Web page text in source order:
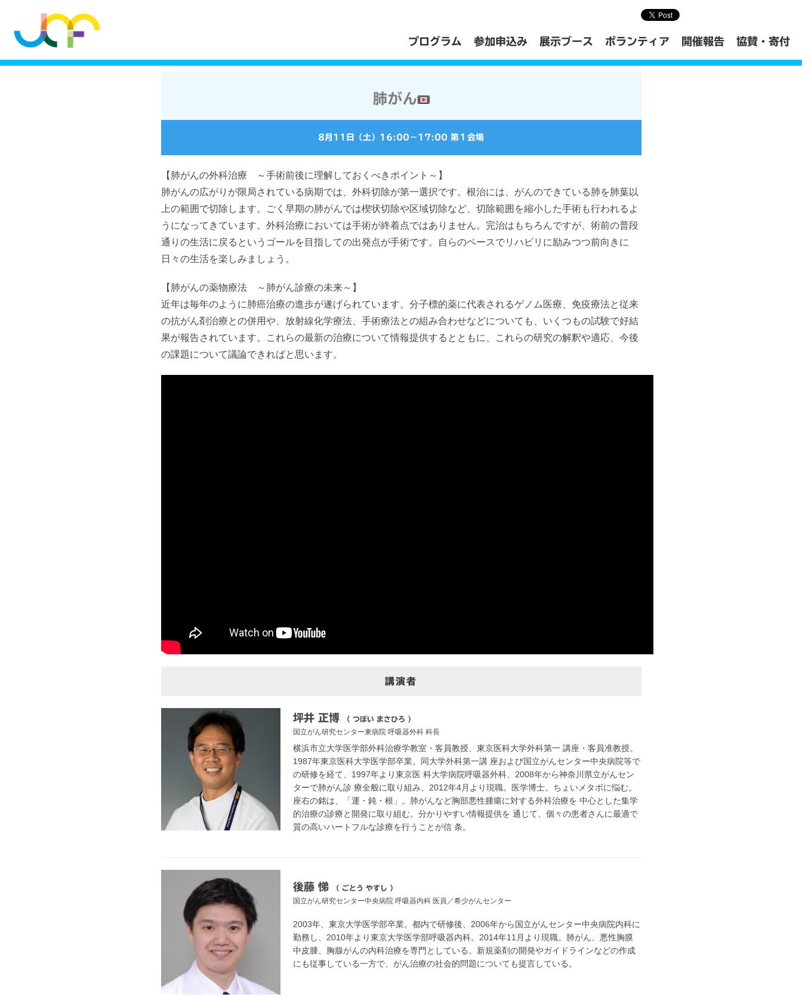
プログラム 参加申込み 展示ブース ボランティア 開催報告 協賛・寄付
肺がん
8月11日（土） 16:00− 17:00 第１会場
【肺がんの外科治療 ～手術前後に理解しておくべきポイント～】
肺がんの広がりが限局されている病期では、外科切除が第一選択です。根治には、がんのできている肺を肺葉以
上の範囲で切除します。ごく早期の肺がんでは楔状切除や区域切除など、切除範囲を縮小した手術も行われるよ
うになってきています。外科治療においては手術が終着点ではありません。完治はもちろんですが、術前の普段
通りの生活に戻るというゴールを目指しての出発点が手術です。自らのペースでリハビリに励みつつ前向きに
日々の生活を楽しみましょう。
【肺がんの薬物療法 ～肺がん診療の未来～】
近年は毎年のように肺癌治療の進歩が遂げられています。分子標的薬に代表されるゲノム医療、免疫療法と従来
の抗がん剤治療との併用や、放射線化学療法、手術療法との組み合わせなどについても、いくつもの試験で好結
果が報告されています。これらの最新の治療について情報提供するとともに、これらの研究の解釈や適応、今後
の課題について議論できればと思います。
講演者
坪井 正博 （ つぼい まさひろ ）
国立がん研究センター東病院 呼吸器外科 科長
横浜市立大学医学部外科治療学教室・客員教授、東京医科大学外科第一 講座・客員准教授。
1987年東京医科大学医学部卒業。同大学外科第一講 座および国立がんセンター中央病院等で
の研修を経て、1997年より東京医 科大学病院呼吸器外科、2008年から神奈川県立がんセン
ターで肺がん診 療全般に取り組み、2012年4月より現職。医学博士。ちょいメタボに悩む。
座右の銘は、「運・鈍・根」。肺がんなど胸部悪性腫瘍に対する外科治療を 中心とした集学
的治療の診療と開発に取り組む。分かりやすい情報提供を 通じて、個々の患者さんに最適で
質の高いハートフルな診療を行うことが信 条。
後藤 悌 （ ごとう やすし ）
国立がん研究センター中央病院 呼吸器内科 医員／希少がんセンター
2003年、東京大学医学部卒業。都内で研修後、2006年から国立がんセンター中央病院内科に
勤務し、2010年より東京大学医学部呼吸器内科。2014年11月より現職。肺がん、悪性胸膜
中皮腫、胸腺がんの内科治療を専門としている。新規薬剤の開発やガイドラインなどの作成
にも従事している一方で、がん治療の社会的問題についても提言している。